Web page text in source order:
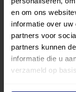
en om ons
informatie over
partners voor
partners kunnen
informatie die u
verzameld op
die bij je past.